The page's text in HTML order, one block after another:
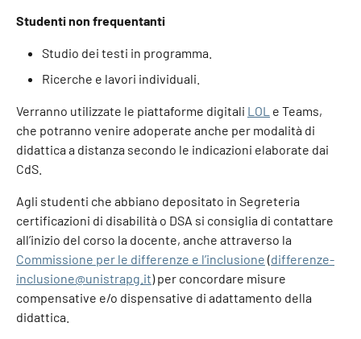
Studenti non frequentanti
Studio dei testi in programma.
Ricerche e lavori individuali.
Verranno utilizzate le piattaforme digitali LOL e Teams,
che potranno venire adoperate anche per modalità di
didattica a distanza secondo le indicazioni elaborate dai
CdS.
Agli studenti che abbiano depositato in Segreteria
certificazioni di disabilità o DSA si consiglia di contattare
all’inizio del corso la docente, anche attraverso la
Commissione per le differenze e l’inclusione (differenze-
inclusione@unistrapg.it) per concordare misure
compensative e/o dispensative di adattamento della
didattica.